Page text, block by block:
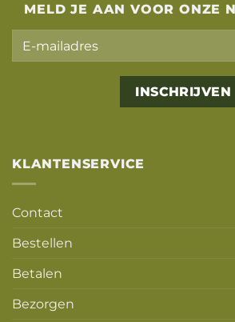
MELD JE AAN VOOR ONZE
KLANTENSERVICE
Contact
Bestellen
Betalen
Bezorgen